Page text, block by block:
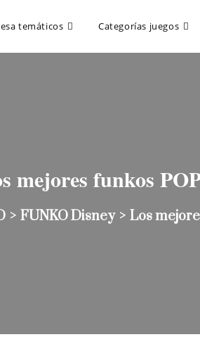
temáticos Categorías juegos
mejores funkos
> FUNKO Disney > Los